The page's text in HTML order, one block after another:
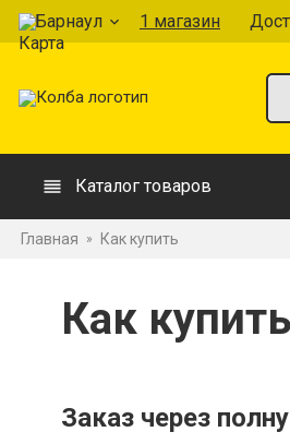
Барнаул 1 магазин
Каталог товаров
Главная » Как купить
Как купить
Заказ через